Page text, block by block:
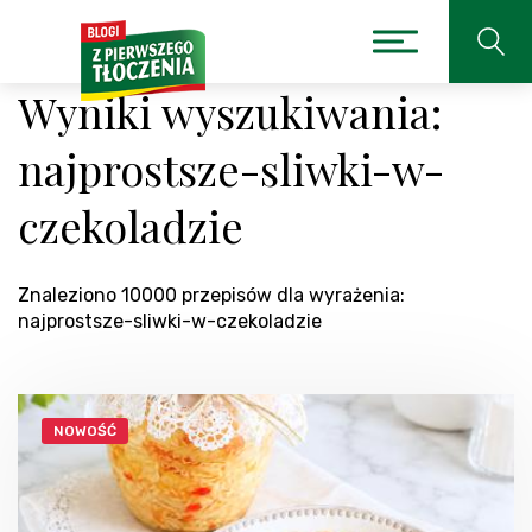
Wyniki wyszukiwania:
najprostsze-sliwki-w-
czekoladzie
Znaleziono 10000 przepisów dla wyrażenia:
najprostsze-sliwki-w-czekoladzie
NOWOŚĆ